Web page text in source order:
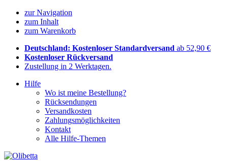
zur Navigation
zum Inhalt
zum Warenkorb
Deutschland: Kostenloser Standardversand ab 52,90 €
Kostenloser Rückversand
Zustellung in 2 Werktagen.
Hilfe
Wo ist meine Bestellung?
Rücksendungen
Versandkosten
Zahlungsmöglichkeiten
Kontakt
Alle Hilfe-Themen